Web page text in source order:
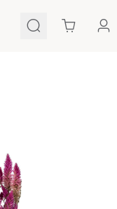
Cart